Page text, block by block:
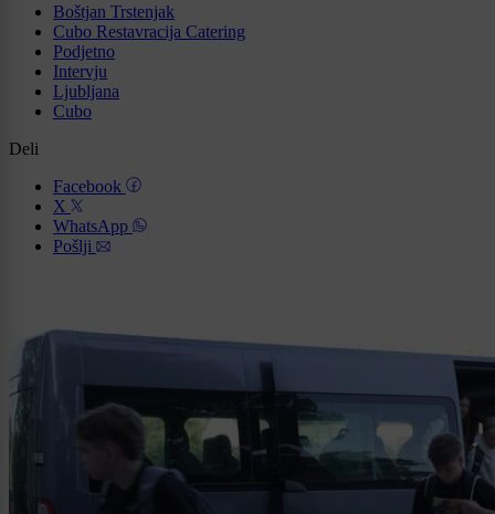
Boštjan Trstenjak
Cubo Restavracija Catering
Podjetno
Intervju
Ljubljana
Cubo
Deli
Facebook
X
WhatsApp
Pošlji